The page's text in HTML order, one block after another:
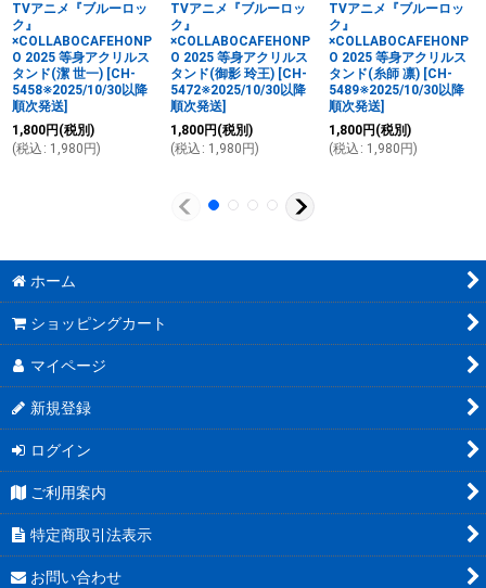
TVアニメ『ブルーロッ
ク』
×COLLABOCAFEHONP
O 2025 等身アクリルス
タンド(潔 世一) [CH-
5458※2025/10/30以降
順次発送]
1,800円 (税別)
(税込 : 1,980 円)
TVアニメ『ブルーロッ
ク』
×COLLABOCAFEHONP
O 2025 等身アクリルス
タンド(御影 玲王) [CH-
5472※2025/10/30以降
順次発送]
1,800円 (税別)
(税込 : 1,980 円)
TVアニメ『ブルーロッ
ク』
×COLLABOCAFEHONP
O 2025 等身アクリルス
タンド(糸師 凛) [CH-
5489※2025/10/30以降
順次発送]
1,800円 (税別)
(税込 : 1,980 円)
ホーム
ショッピングカート
マイページ
新規登録
ログイン
ご利用案内
特定商取引法表示
お問い合わせ